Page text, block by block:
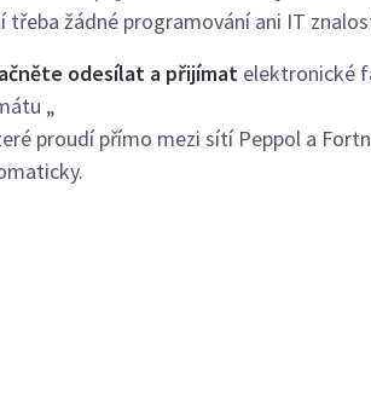
třeba žádné programování ani IT
odesílat a přijímat elektronické
„
proudí přímo mezi sítí Peppol a